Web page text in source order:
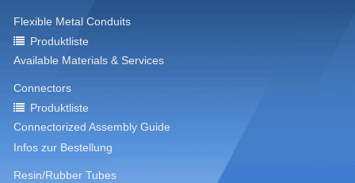
Flexible Metal Conduits
Produktliste
Available Materials & Services
Connectors
Produktliste
Connectorized Assembly Guide
Infos zur Bestellung
Resin/Rubber Tubes